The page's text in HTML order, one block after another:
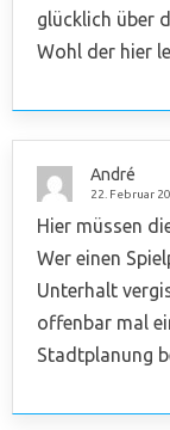
glücklich über
Wohl der hier
André
22. Februar
Hier müssen
Wer einen
Unterhalt
offenbar mal
Stadtplanung